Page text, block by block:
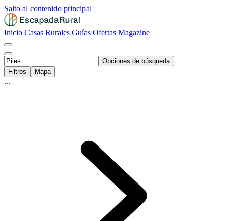
Salto al contenido principal
Inicio Casas Rurales Guías Ofertas Magazine
Opciones de búsqueda
Filtros
Mapa
...